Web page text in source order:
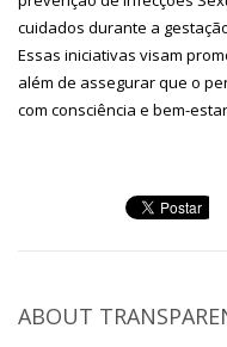
cuidados durante a
Essas iniciativas visam
além de assegurar que o
com consciência e bem-
ABOUT